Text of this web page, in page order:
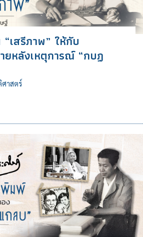
เสรีภาพ” ให้กับ
หลังเหตุการณ์ “กบฏ
ศาสตร์